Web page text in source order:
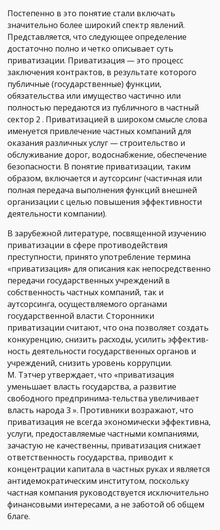
Постепенно в это понятие стали включать
значительно более широкий спектр явлений.
Представляется, что следующее определение
достаточно полно и четко описывает суть
приватизации. Приватизация — это процесс
заключения контрактов, в результате которого
публичные (государственные) функции,
обязательства или имущество частично или
полностью передаются из публичного в частный
сектор 2 . Приватизацией в широком смысле слова
именуется привлечение частных компаний для
оказания различных услуг — строительство и
обслуживание дорог, водоснабжение, обеспечение
безопасности. В понятие приватизации, таким
образом, включается и аутсорсинг (частичная или
полная передача выполнения функций внешней
организации с целью повышения эффективности
деятельности компании).
В зарубежной литературе, посвященной изучению
приватизации в сфере противодействия
преступности, принято употребление термина
«приватизация» для описания как непосредственно
передачи государственных учреждений в
собственность частных компаний, так и
аутсорсинга, осуществляемого органами
государственной власти. Сторонники
приватизации считают, что она позволяет создать
конкуренцию, снизить расходы, усилить эффектив-
ность деятельности государственных органов и
учреждений, снизить уровень коррупции.
М. Тэтчер утверждает, что «приватизация
уменьшает власть государства, а развитие
свободного предпринима-тельства увеличивает
власть народа 3 ». Противники возражают, что
приватизация не всегда экономически эффективна,
услуги, предоставляемые частными компаниями,
зачастую не качественны, приватизация снижает
ответственность государства, приводит к
концентрации капитала в частных руках и является
антидемократическим институтом, поскольку
частная компания руководствуется исключительно
финансовыми интересами, а не заботой об общем
благе.